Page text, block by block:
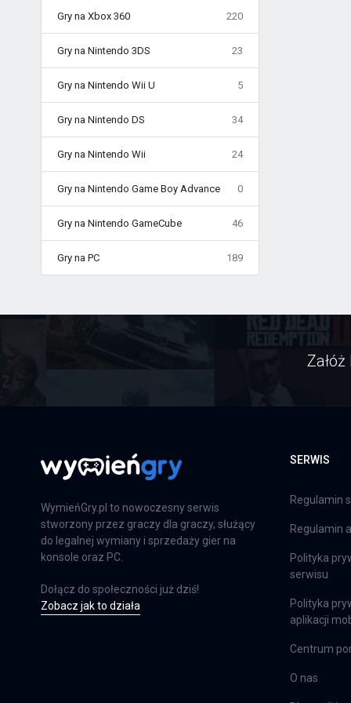
Gry na Xbox 360 220
Gry na Nintendo 3DS 23
Gry na Nintendo Wii U 5
Gry na Nintendo DS 34
Gry na Nintendo Wii 24
Gry na Nintendo Game Boy Advance 0
Gry na Nintendo GameCube 46
Gry na PC 189
WymieńGry.pl to nowoczesny serwis
stworzony przez graczy dla graczy, służący
do legalnej wymiany i sprzedaży gier na
konsole oraz PC.
Dołącz do społeczności już dziś!
Zobacz jak to działa
SERWIS
Regulamin
Regulamin
Polityka
serwisu
Polityka
aplikacji
Centrum
O nas